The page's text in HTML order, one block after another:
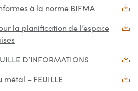
à la norme BIFMA
la planification de l’espace
D’INFORMATIONS
– FEUILLE